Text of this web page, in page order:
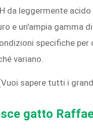
da leggermente
e un'ampia gamma
specifiche
variano.
sapere tutti i
gatto